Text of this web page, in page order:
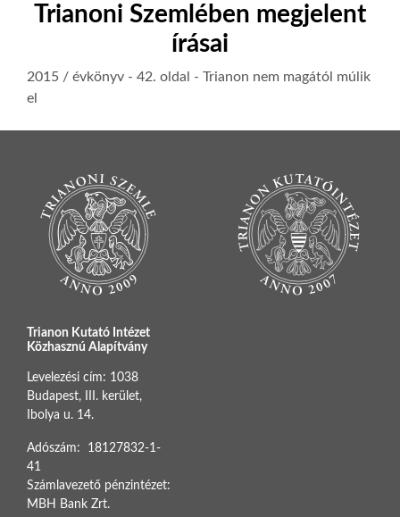
Trianoni Szemlében megjelent
írásai
2015 / évkönyv - 42. oldal - Trianon nem magától múlik
el
Trianon Kutató Intézet
Közhasznú Alapítvány
Levelezési cím: 1038
Budapest, III. kerület,
Ibolya u. 14.
Adószám: 18127832-1-
41
Számlavezető pénzintézet:
MBH Bank Zrt.